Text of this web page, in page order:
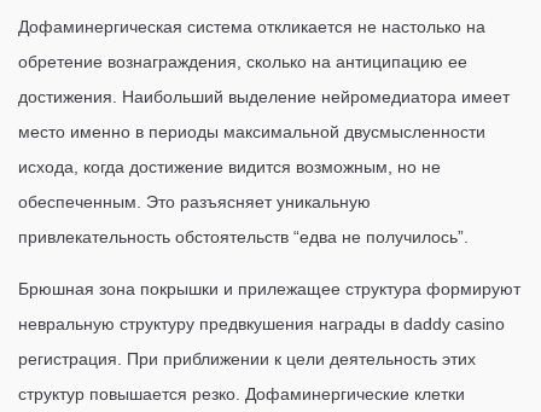
Дофаминергическая система откликается не настолько на
обретение вознаграждения, сколько на антиципацию ее
достижения. Наибольший выделение нейромедиатора имеет
место именно в периоды максимальной двусмысленности
исхода, когда достижение видится возможным, но не
обеспеченным. Это разъясняет уникальную
привлекательность обстоятельств “едва не получилось”.
Брюшная зона покрышки и прилежащее структура формируют
невральную структуру предвкушения награды в daddy casino
регистрация. При приближении к цели деятельность этих
структур повышается резко. Дофаминергические клетки